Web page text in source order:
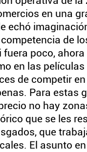
en una
echó
de
poco,
en las
de competir
Para estas
no hay
que se les
que
El asunto